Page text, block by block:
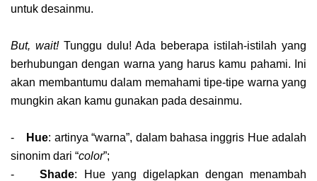
untuk desainmu.
But, wait!Tunggu dulu! Ada beberapa istilah-istilah yang
berhubungan dengan warna yang harus kamu pahami. Ini
akan membantumu dalam memahami tipe-tipe warna yang
mungkin akan kamu gunakan pada desainmu.
- Hue: artinya “warna”, dalam bahasa inggris Hue adalah
sinonim dari “color”;
-Shade: Hue yang digelapkan dengan menambah